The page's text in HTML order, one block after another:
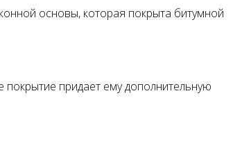
основы, которая покрыта битумной
придает ему дополнительную